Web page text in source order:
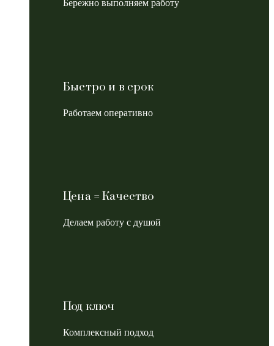
Бережно выполняем работу
Быстро и в срок
Работаем оперативно
Цена = Качество
Делаем работу с душой
Под ключ
Комплексный подход